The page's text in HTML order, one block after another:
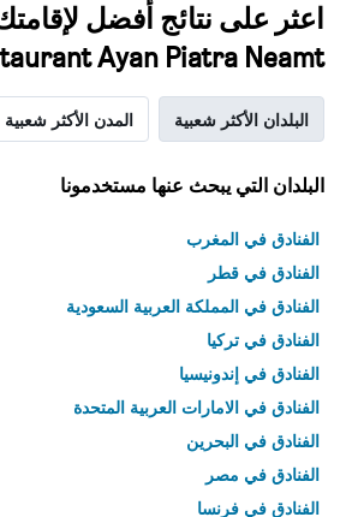
Ayan Piatra Neamt
البلدان الأكثر شعبية المدن الأكثر شعبية
البلدان التي يبحث عنها مستخدمونا
الفنادق في المغرب
الفنادق في قطر
الفنادق في المملكة العربية السعودية
الفنادق في تركيا
الفنادق في إندونيسيا
الفنادق في الامارات العربية المتحدة
الفنادق في البحرين
الفنادق في مصر
الفنادق في فرنسا